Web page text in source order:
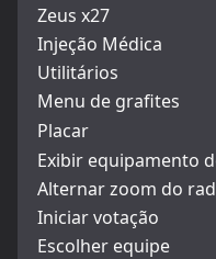
Zeus x27
Injeção Médica
Utilitários
Menu de grafites
Placar
Exibir equipamento
Alternar zoom do
Iniciar votação
Escolher equipe